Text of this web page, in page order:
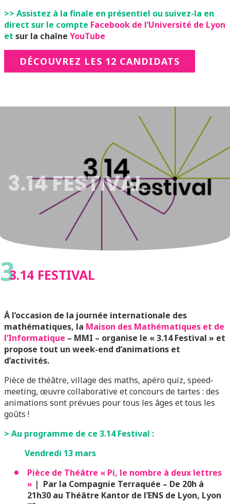
>> Assistez à la finale en présentiel ou suivez-la en
direct sur le compte Facebook de l’Université de Lyon
et sur la chaîne YouTube
DÉCOUVREZ LES 12 CANDIDATS
3.14 FESTIVAL
33.14 FESTIVAL
À l’occasion de la journée internationale des
mathématiques, la Maison des Mathématiques et de
l’Informatique – MMI – organise le « 3.14 Festival » et
propose tout un week-end d’animations et
d’activités.
Pièce de théâtre, village des maths, apéro quiz, speed-
meeting, œuvre collaborative et concours de tartes : des
animations sont prévues pour tous les âges et tous les
goûts !
> Au programme de ce 3.14 Festival :
Vendredi 13 mars
Pièce de Théâtre « Pi, le nombre à deux lettres
» | Par la Compagnie Terraquée – De 20h à
21h30 au Théâtre Kantor de l’ENS de Lyon, Lyon